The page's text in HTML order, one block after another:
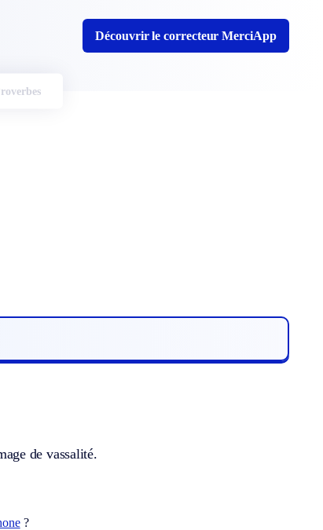
Découvrir le correcteur MerciApp
de vassalité.
?